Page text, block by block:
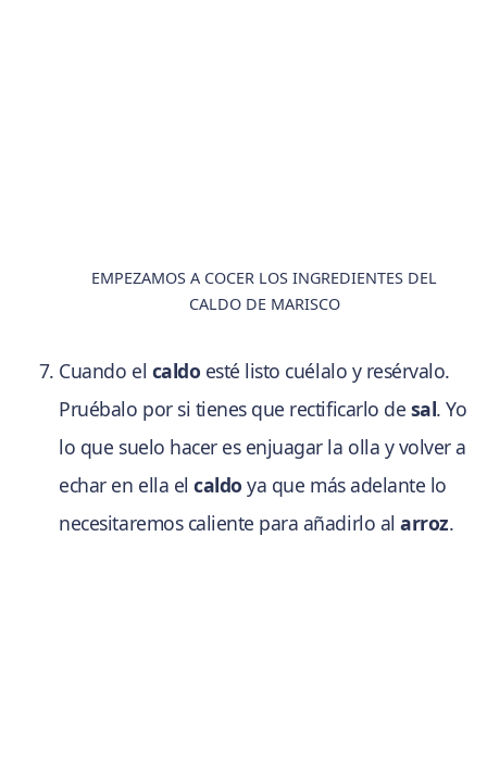
EMPEZAMOS A COCER LOS INGREDIENTES DEL
CALDO DE MARISCO
Cuando el caldo esté listo cuélalo y resérvalo.
Pruébalo por si tienes que rectificarlo de sal. Yo
lo que suelo hacer es enjuagar la olla y volver a
echar en ella elcaldo ya que más adelante lo
necesitaremos caliente para añadirlo alarroz.